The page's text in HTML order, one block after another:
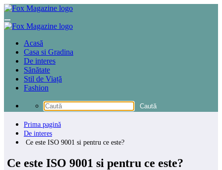
Sari
conținut
Acasă
Casa si Gradina
De interes
Sănătate
Stil de Viață
Fashion
Prima pagină
De interes
Ce este ISO 9001 si pentru ce este?
Ce este ISO 9001 si pentru ce este?